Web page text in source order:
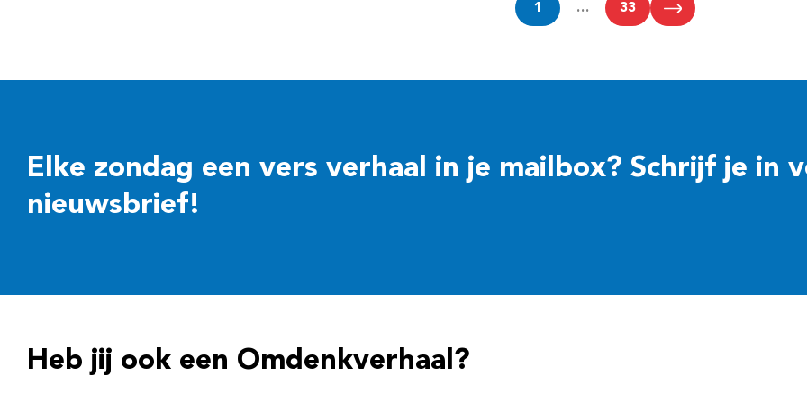
1 … 33
Elke zondag een vers verhaal in je mailbox? Schrijf je in
nieuwsbrief!
Heb jij ook een Omdenkverhaal?